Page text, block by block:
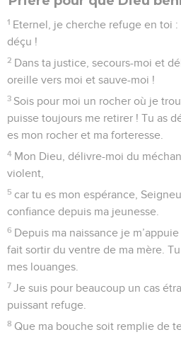
1 Eternel, je cherche refuge en toi
déçu !
2 Dans ta justice, secours-moi et
oreille vers moi et sauve-moi !
3 Sois pour moi un rocher où je
puisse toujours me retirer ! Tu as
es mon rocher et ma forteresse.
4 Mon Dieu, délivre-moi du
violent,
5 car tu es mon espérance,
confiance depuis ma jeunesse.
6 Depuis ma naissance je
fait sortir du ventre de ma mère.
mes louanges.
7 Je suis pour beaucoup un cas
puissant refuge.
8 Que ma bouche soit remplie de